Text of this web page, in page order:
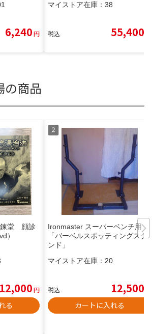
6,240円
マイストア在庫： 38
税込 55,400
の商品
堂 顔診
）
12,000円
る
Ironmaster スーパーベンチ用
「バーベルスポッティングスタ
ンド」
マイストア在庫： 20
税込 12,500
カートに入れる